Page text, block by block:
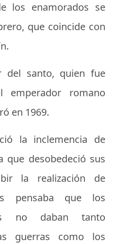
los enamorados se
, que coincide con
.
del santo, quien fue
emperador romano
en 1969.
la inclemencia de
que desobedeció sus
la realización de
pensaba que los
no daban tanto
guerras como los